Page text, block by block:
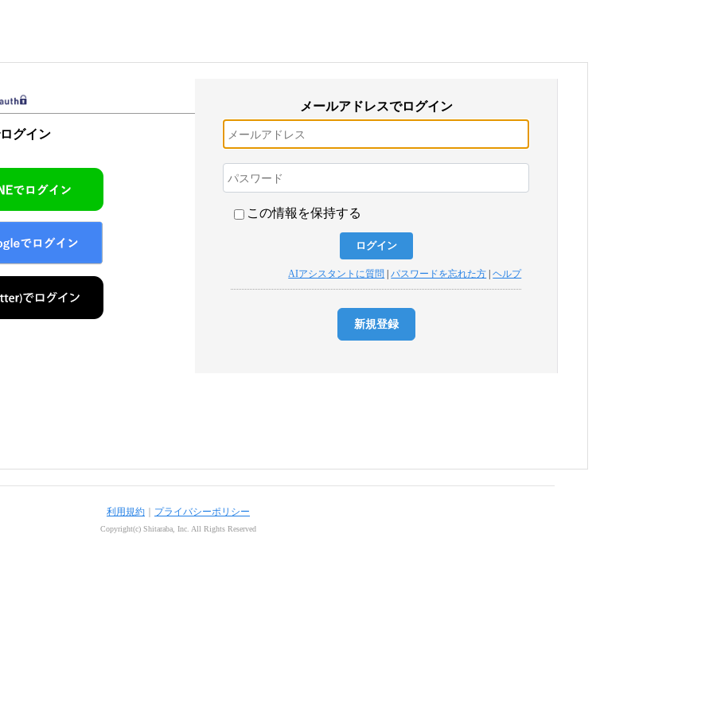
グイン
メールアドレスでログイン
この情報を保持する
AIアシスタントに質問 |パスワードを忘れた方 |ヘルプ
新規登録
利用規約 プライバシーポリシー
Copyright(c) Shitaraba, Inc. All Rights Reserved